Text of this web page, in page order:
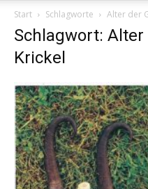
Start
Schlagworte Alter der
Schlagwort: Alter
Krickel